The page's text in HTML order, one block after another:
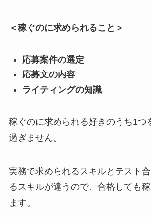
＜稼ぐのに求められること＞
応募案件の選定
応募文の内容
ライティングの知識
稼ぐのに求められる好きのうち1つ
過ぎません。
実務で求められるスキルとテスト
るスキルが違うので、合格しても
ます。